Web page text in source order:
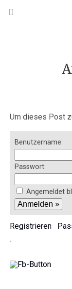
Um dieses Post
Benutzername:
Passwort:
Angemeldet
Registrieren
.